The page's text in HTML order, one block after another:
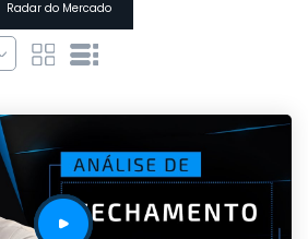
Radar do Mercado